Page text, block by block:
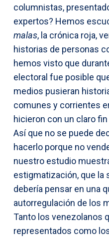
columnistas,
expertos? Hemos
malas, la crónica roja,
historias de personas
hemos visto que
electoral fue posible
medios pusieran
comunes y corrientes
hicieron con un claro
Así que no se puede
hacerlo porque no
nuestro estudio
estigmatización, que la
debería pensar en una
autorregulación de los
Tanto los venezolanos
representados como